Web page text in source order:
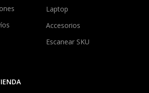
Laptop
Accesorios
Escanear SKU